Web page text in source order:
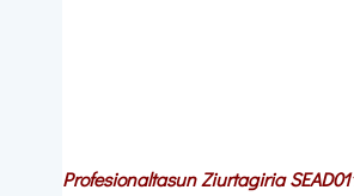
Profesionaltasun Ziurtagiria